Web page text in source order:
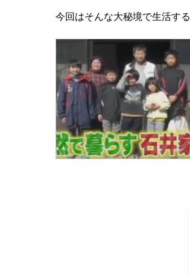
今回はそんな大秘境で生活する